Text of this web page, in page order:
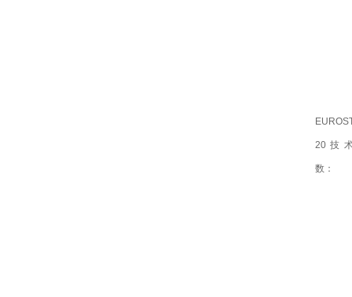
20技
数：